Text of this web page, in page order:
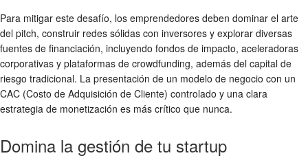
Para mitigar este desafío, los emprendedores deben dominar el arte
del pitch, construir redes sólidas con inversores y explorar diversas
fuentes de financiación, incluyendo fondos de impacto, aceleradoras
corporativas y plataformas de crowdfunding, además del capital de
riesgo tradicional. La presentación de un modelo de negocio con un
CAC (Costo de Adquisición de Cliente) controlado y una clara
estrategia de monetización es más crítico que nunca.
Domina la gestión de tu startup